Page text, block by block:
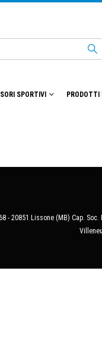
SPORTIVI PRODOTTI
- 20851 Lissone (MB) Cap.